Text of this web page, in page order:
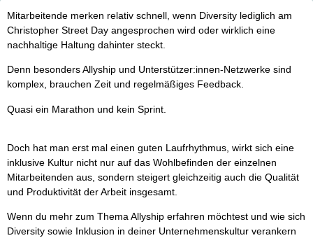
Mitarbeitende merken relativ schnell, wenn Diversity lediglich am
Christopher Street Day angesprochen wird oder wirklich eine
nachhaltige Haltung dahinter steckt.
Denn besonders Allyship und Unterstützer:innen-Netzwerke sind
komplex, brauchen Zeit und regelmäßiges Feedback.
Quasi ein Marathon und kein Sprint.
Doch hat man erst mal einen guten Laufrhythmus, wirkt sich eine
inklusive Kultur nicht nur auf das Wohlbefinden der einzelnen
Mitarbeitenden aus, sondern steigert gleichzeitig auch die Qualität
und Produktivität der Arbeit insgesamt.
Wenn du mehr zum Thema Allyship erfahren möchtest und wie sich
Diversity sowie Inklusion in deiner Unternehmenskultur verankern